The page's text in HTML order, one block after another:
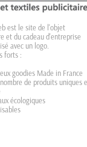
est le site de l'objet
et du cadeau d'entreprise
avec un logo.
forts :
goodies Made in France
de produits uniques
écologiques